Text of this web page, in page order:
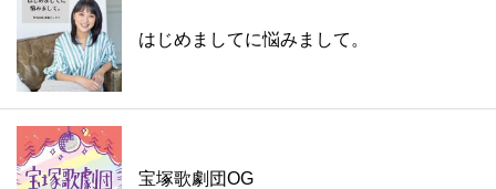
はじめましてに悩みまして。
宝塚歌劇団OG